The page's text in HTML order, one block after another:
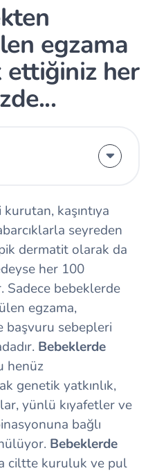
egzama
her
kaşıntıya
seyreden
dermatit olarak da
her 100
Sadece bebeklerde
egzama,
sebepleri
Bebeklerde
henüz
genetik yatkınlık,
yünlü kıyafetler ve
bağlı
Bebeklerde
ciltte kuruluk ve pul